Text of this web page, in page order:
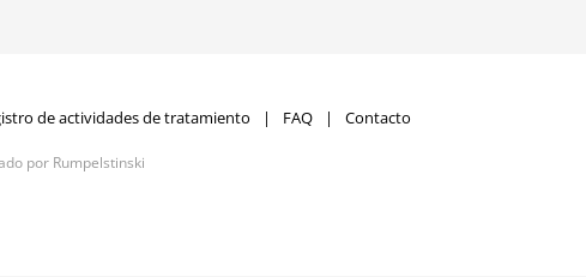
de actividades de tratamiento FAQ Contacto
por Rumpelstinski